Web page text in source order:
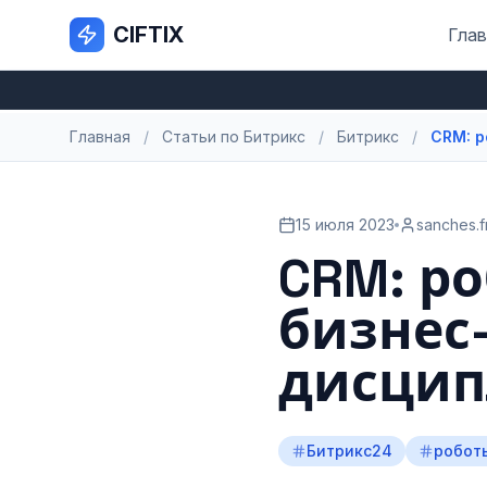
CIFTIX
Главная / Статьи по Битрикс / Битрикс / CRM:
15 июля 2023
CRM:
Битрикс24